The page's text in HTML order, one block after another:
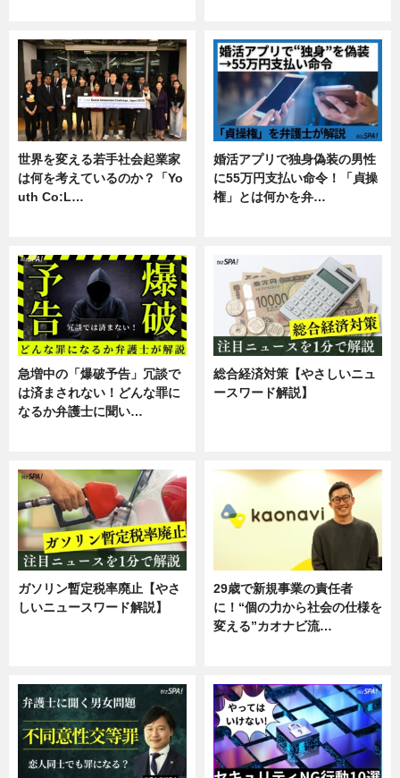
世界を変える若手社会起業家
は何を考えているのか？「Yo
uth Co:L…
婚活アプリで独身偽装の男性
に55万円支払い命令！「貞操
権」とは何かを弁…
急増中の「爆破予告」冗談で
は済まされない！どんな罪に
なるか弁護士に聞い…
総合経済対策【やさしいニュ
ースワード解説】
ガソリン暫定税率廃止【やさ
しいニュースワード解説】
29歳で新規事業の責任者
に！“個の力から社会の仕様を
変える”カオナビ流…